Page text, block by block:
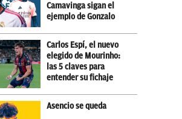
Camavinga sigan el
ejemplo de Gonzalo
Carlos Espí, el nuevo
elegido de Mourinho:
las 5 claves para
entender su fichaje
Asencio se queda